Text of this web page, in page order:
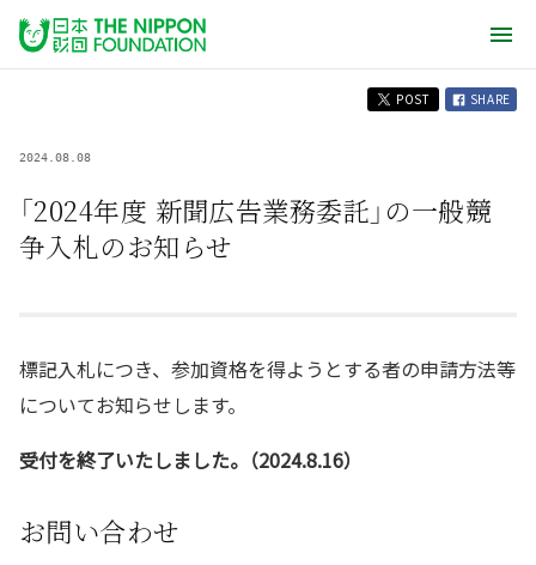
POST SHARE
2024.08.08
「2024年度 新聞広告業務委託」の一般競
争入札のお知らせ
標記入札につき、参加資格を得ようとする者の申請方法等
についてお知らせします。
受付を終了いたしました。（2024.8.16）
お問い合わせ